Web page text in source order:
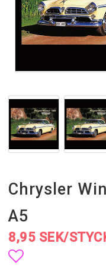
Chrysler
A5
8,95 SEK/